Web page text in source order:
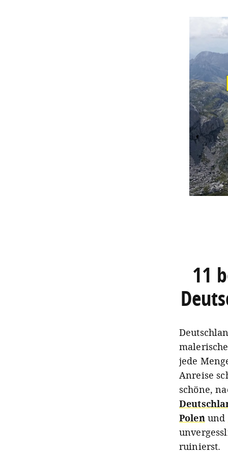
11
jede
Anreise
schöne,
Polenund
ruinierst.